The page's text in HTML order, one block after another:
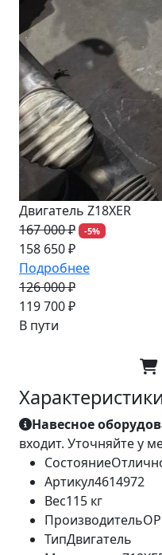
Двигатель Z18XER
167 000 ₽
-5%
158 650 ₽
Подробнее
126 000 ₽
119 700 ₽
В пути
Характеристики
Навесное
входит. Уточняйте у
Состояние
Артикул4614972
Вес115 кг
Производитель
ТипДвигатель